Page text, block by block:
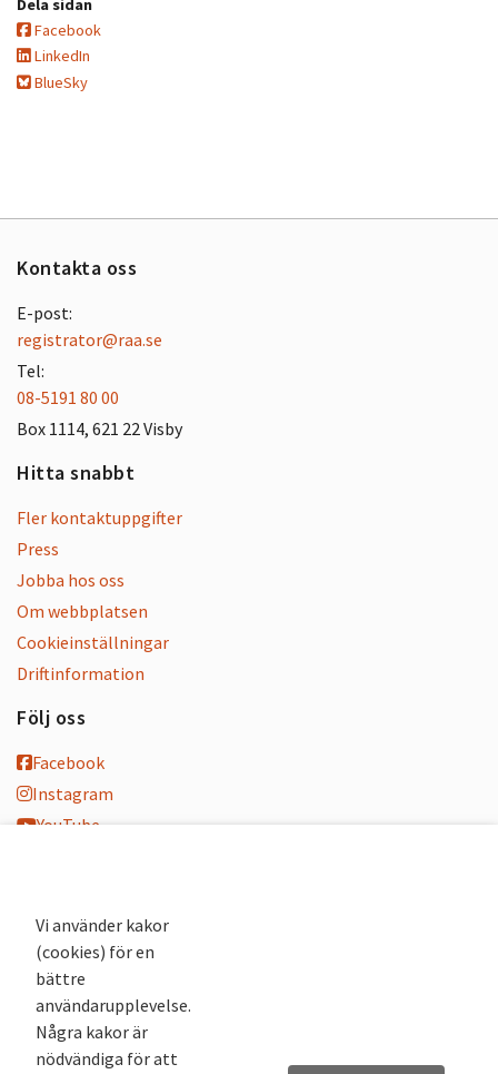
Dela sidan
Facebook
LinkedIn
BlueSky
Kontakta oss
E-post:
registrator@raa.se
Tel:
08-5191 80 00
Box 1114, 621 22 Visby
Hitta snabbt
Fler kontaktuppgifter
Press
Jobba hos oss
Om webbplatsen
Cookieinställningar
Driftinformation
Följ oss
Facebook
Instagram
YouTube
Nyhetsbrev
Andra webbplatser
Arkivsök
Fornsök
Fornreg
Vi använder kakor
(cookies) för en
bättre
användarupplevelse.
Några kakor är
nödvändiga för att